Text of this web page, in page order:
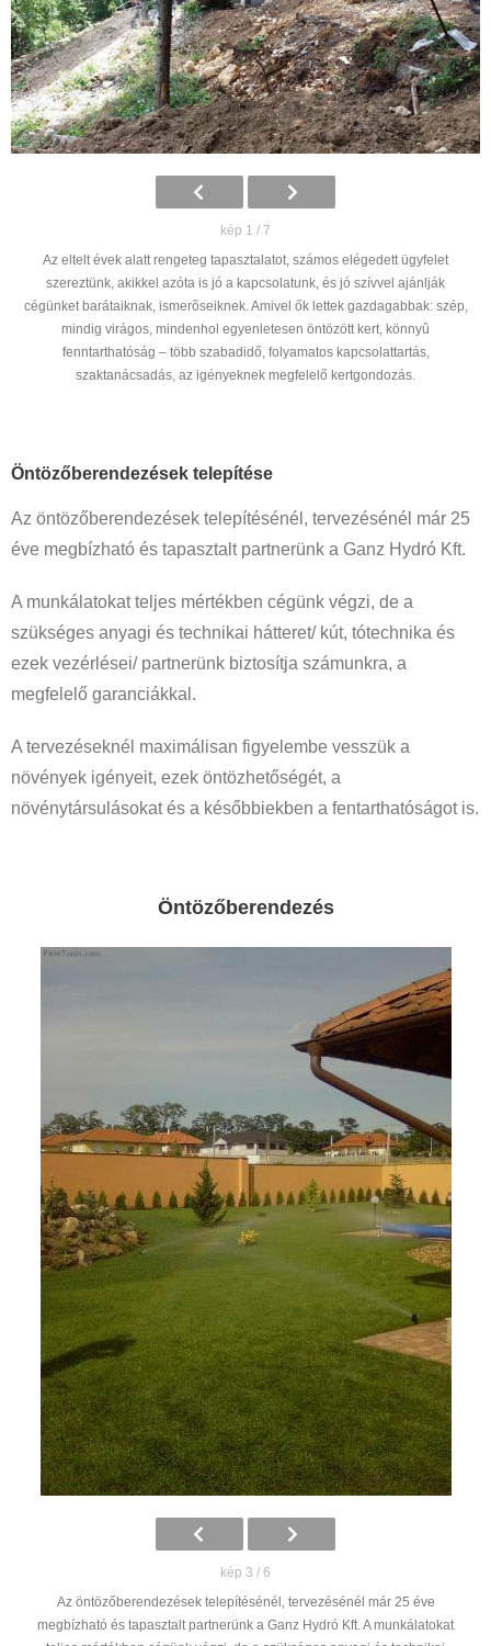
kép 1 / 7
Az eltelt évek alatt rengeteg tapasztalatot, számos elégedett ügyfelet
szereztünk, akikkel azóta is jó a kapcsolatunk, és jó szívvel ajánlják
cégünket barátaiknak, ismerõseiknek. Amivel ők lettek gazdagabbak: szép,
mindig virágos, mindenhol egyenletesen öntözött kert, könnyû
fenntarthatóság – több szabadidő, folyamatos kapcsolattartás,
szaktanácsadás, az igényeknek megfelelő kertgondozás.
Öntözőberendezések telepítése
Az öntözőberendezések telepítésénél, tervezésénél már 25
éve megbízható és tapasztalt partnerünk a Ganz Hydró Kft.
A munkálatokat teljes mértékben cégünk végzi, de a
szükséges anyagi és technikai hátteret/ kút, tótechnika és
ezek vezérlései/ partnerünk biztosítja számunkra, a
megfelelő garanciákkal.
A tervezéseknél maximálisan figyelembe vesszük a
növények igényeit, ezek öntözhetőségét, a
növénytársulásokat és a későbbiekben a fentarthatóságot is.
Öntözőberendezés
kép 3 / 6
Az öntözőberendezések telepítésénél, tervezésénél már 25 éve
megbízható és tapasztalt partnerünk a Ganz Hydró Kft. A munkálatokat